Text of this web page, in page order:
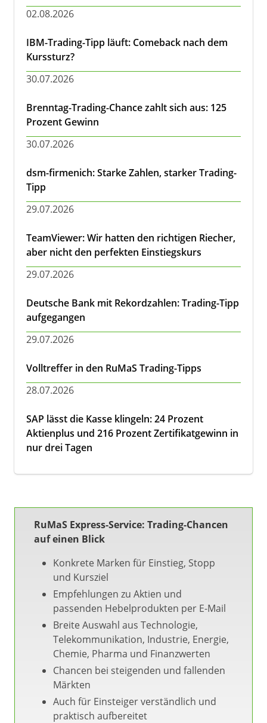
02.08.2026
IBM-Trading-Tipp läuft: Comeback nach dem
Kurssturz?
30.07.2026
Brenntag-Trading-Chance zahlt sich aus: 125
Prozent Gewinn
30.07.2026
dsm-firmenich: Starke Zahlen, starker Trading-
Tipp
29.07.2026
TeamViewer: Wir hatten den richtigen Riecher,
aber nicht den perfekten Einstiegskurs
29.07.2026
Deutsche Bank mit Rekordzahlen: Trading-Tipp
aufgegangen
29.07.2026
Volltreffer in den RuMaS Trading-Tipps
28.07.2026
SAP lässt die Kasse klingeln: 24 Prozent
Aktienplus und 216 Prozent Zertifikatgewinn in
nur drei Tagen
RuMaS Express-Service: Trading-Chancen
auf einen Blick
Konkrete Marken für Einstieg, Stopp
und Kursziel
Empfehlungen zu Aktien und
passenden Hebelprodukten per E-Mail
Breite Auswahl aus Technologie,
Telekommunikation, Industrie, Energie,
Chemie, Pharma und Finanzwerten
Chancen bei steigenden und fallenden
Märkten
Auch für Einsteiger verständlich und
praktisch aufbereitet